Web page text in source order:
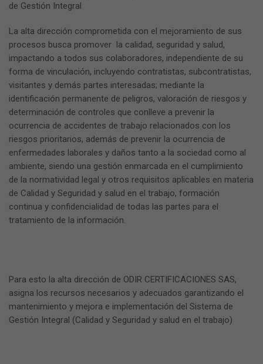
de Gestión Integral
La alta dirección comprometida con el mejoramiento de sus
procesos busca promover la calidad, seguridad y salud,
impactando a todos sus colaboradores, independiente de su
forma de vinculación, incluyendo contratistas, subcontratistas,
visitantes y demás partes interesadas; mediante la
identificación permanente de peligros, valoración de riesgos y
determinación de controles que conlleve a prevenir la
ocurrencia de accidentes de trabajo relacionados con los
riesgos prioritarios, además de prevenir la ocurrencia de
enfermedades laborales y daños tanto a la sociedad como al
ambiente, siendo una gestión enmarcada en el cumplimiento
de la normatividad legal y otros requisitos aplicables en materia
de Calidad y Seguridad y salud en el trabajo, formación
continua y confidencialidad de todas las partes para el
tratamiento de la información.
Para esto la alta dirección de ODIR CERTIFICACIONES SAS,
asigna los recursos necesarios y adecuados garantizando el
mantenimiento y mejora e implementación del Sistema de
Gestión Integral (Calidad y Seguridad y salud en el trabajo)